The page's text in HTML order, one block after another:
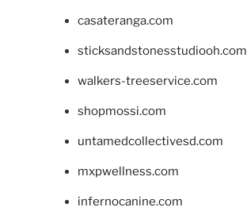
casateranga.com
sticksandstonesstudiooh.com
walkers-treeservice.com
shopmossi.com
untamedcollectivesd.com
mxpwellness.com
infernocanine.com